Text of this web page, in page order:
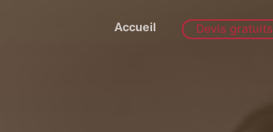
Accueil Devis gratuits